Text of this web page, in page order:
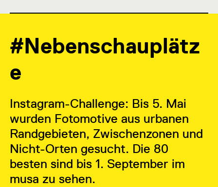
#Nebenschauplätz
e
Instagram-Challenge: Bis 5. Mai
wurden Fotomotive aus urbanen
Randgebieten, Zwischenzonen und
Nicht-Orten gesucht. Die 80
besten sind bis 1. September im
musa zu sehen.